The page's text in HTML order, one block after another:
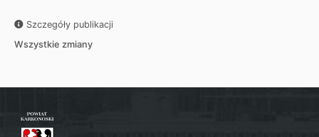
Szczegóły publikacji
Wszystkie zmiany